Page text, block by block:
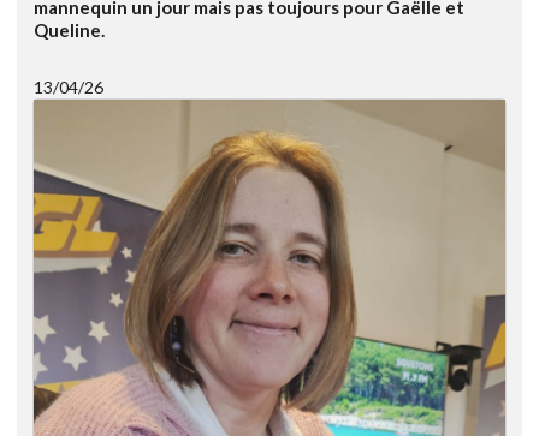
mannequin un jour mais pas toujours pour Gaëlle et
Queline.
13/04/26